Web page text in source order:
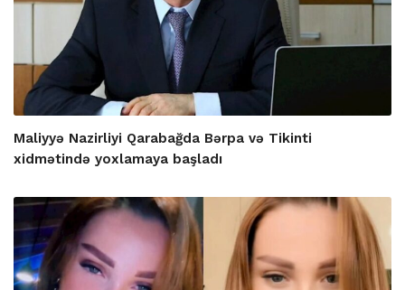
Maliyyə Nazirliyi Qarabağda Bərpa və Tikinti
xidmətində yoxlamaya başladı